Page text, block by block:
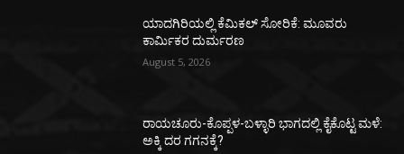
ಯಾದಗಿರಿಯಲ್ಲಿ ಕೆಮಿಕಲ್ ಸೋರಿಕೆ: ಮೂವರು
ಕಾರ್ಮಿಕರ ದುರ್ಮರಣ
August 5, 2026
ರಾಯಚೂರು-ಕೊಪ್ಪಳ-ಬಳ್ಳಾರಿ ಭಾಗದಲ್ಲಿ ಕೈಕೊಟ್ಟ ಮಳೆ:
ಅಕ್ಕಿ ದರ ಗಗನಕ್ಕೆ?